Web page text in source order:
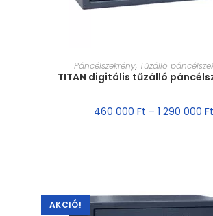
MÉRET VÁLASZTÁSA
Páncélszekrény, Tűzálló
TITAN digitális tűzálló
460 000 Ft – 1 290 000 Ft
AKCIÓ!